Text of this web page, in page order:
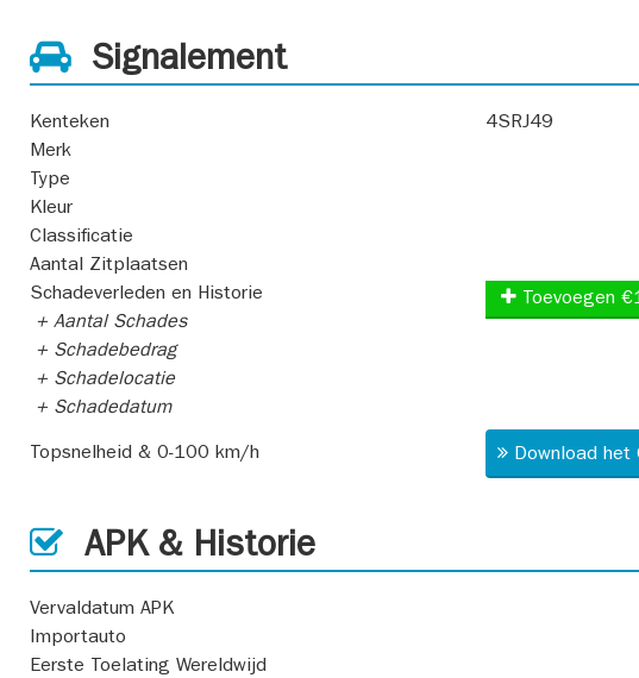
Signalement
Kenteken
4SRJ49
Merk
Type
Kleur
Classificatie
Aantal Zitplaatsen
Schadeverleden en Historie
+ Aantal Schades
+ Schadebedrag
+ Schadelocatie
+ Schadedatum
Toevoegen
Topsnelheid & 0-100 km/h Download
APK & Historie
Vervaldatum APK
Importauto
Eerste Toelating Wereldwijd